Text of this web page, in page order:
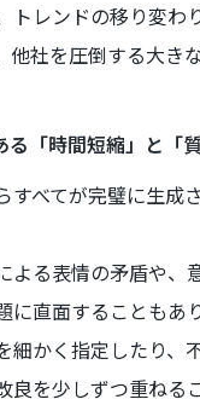
トレンドの移り変わ
他社を圧倒する大き
「時間短縮」と「質
すべてが完璧に生成
よる表情の矛盾や、
直面することもあり
細かく指定したり、
良を少しずつ重ねる